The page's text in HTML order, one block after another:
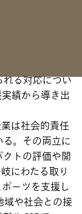
るためにとい
る対応につい
績から導き出
は社会的責任
。その両立に
トの評価や開
にわたる取り
ーツを支援し
域や社会との接